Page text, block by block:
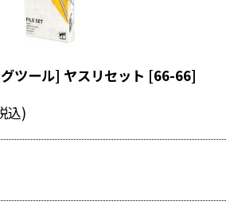
ツール] ヤスリセット [66-66]
込)